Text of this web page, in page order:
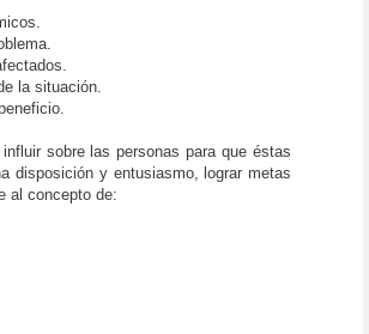
la situación.
sobre las personas para que éstas
disposición y entusiasmo, lograr metas
al concepto de: